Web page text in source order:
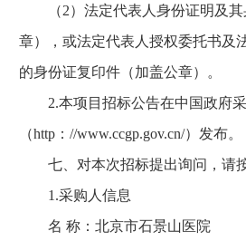
（2）法定代表人身份证明及其
章），或法定代表人授权委托书及
的身份证复印件（加盖公章）。
2.本项目招标公告在中国政府采
（http：//www.ccgp.gov.cn/）发布。
七、对本次招标提出询问，请按
1.采购人信息
名 称：北京市石景山医院